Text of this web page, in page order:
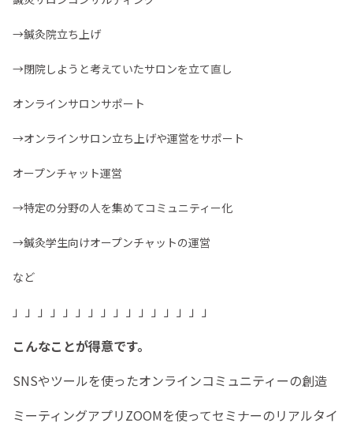
→鍼灸院立ち上げ
→閉院しようと考えていたサロンを立て直し
オンラインサロンサポート
→オンラインサロン立ち上げや運営をサポート
オープンチャット運営
→特定の分野の人を集めてコミュニティー化
→鍼灸学生向けオープンチャットの運営
など
」」」」」」」」」」」」」」」」
こんなことが得意です。
SNSやツールを使ったオンラインコミュニティーの創造
ミーティングアプリZOOMを使ってセミナーのリアルタイ